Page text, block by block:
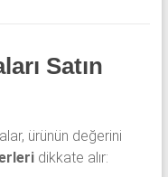
Satın
ürünün değerini
dikkate alır: